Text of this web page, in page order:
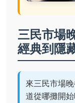
三民市場
經典到隱
來三民市場
道從哪攤開